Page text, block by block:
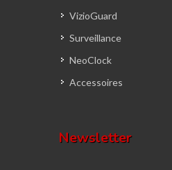
VizioGuard
Surveillance
NeoClock
Accessoires
Newsletter